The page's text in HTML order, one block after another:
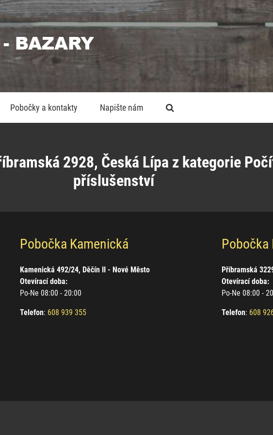
Pobočky a kontakty Napište nám
2928, Česká Lípa z kategorie
příslušenství
Pobočka Kamenická
Kamenická 492/24, Děčín II - Nové Město
Otevírací doba:
Po-Ne 08:00 - 20:00
Telefon: 608 939 355
Pobočka
Příbramská
Otevírací doba:
Po-Ne 08:00 -
Telefon: 608